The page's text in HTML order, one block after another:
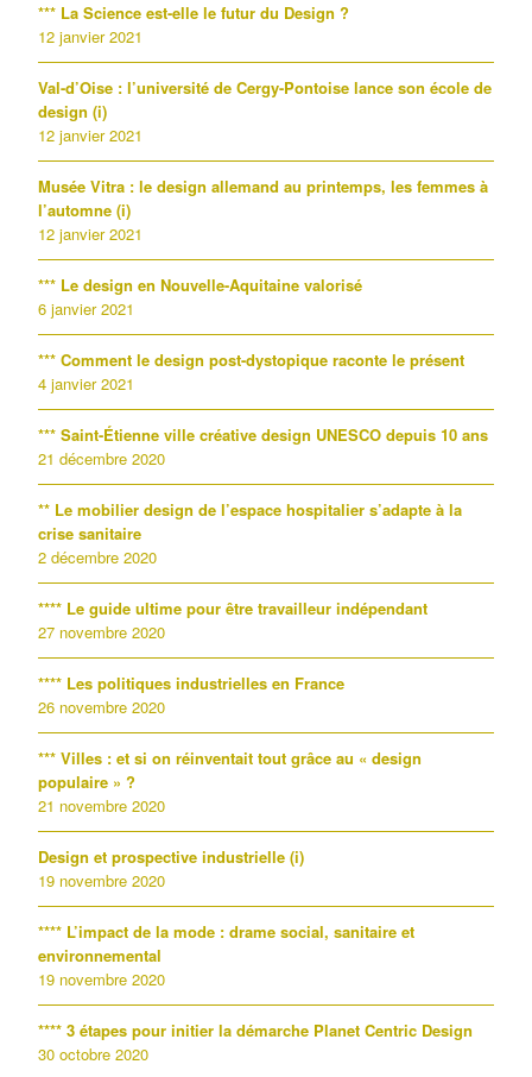
*** La Science est-elle le futur du Design ?
12 janvier 2021
Val-d’Oise : l’université de Cergy-Pontoise lance son école de
design (i)
12 janvier 2021
Musée Vitra : le design allemand au printemps, les femmes à
l’automne (i)
12 janvier 2021
*** Le design en Nouvelle-Aquitaine valorisé
6 janvier 2021
*** Comment le design post-dystopique raconte le présent
4 janvier 2021
*** Saint-Étienne ville créative design UNESCO depuis 10 ans
21 décembre 2020
** Le mobilier design de l’espace hospitalier s’adapte à la
crise sanitaire
2 décembre 2020
**** Le guide ultime pour être travailleur indépendant
27 novembre 2020
**** Les politiques industrielles en France
26 novembre 2020
*** Villes : et si on réinventait tout grâce au « design
populaire » ?
21 novembre 2020
Design et prospective industrielle (i)
19 novembre 2020
**** L’impact de la mode : drame social, sanitaire et
environnemental
19 novembre 2020
**** 3 étapes pour initier la démarche Planet Centric Design
30 octobre 2020